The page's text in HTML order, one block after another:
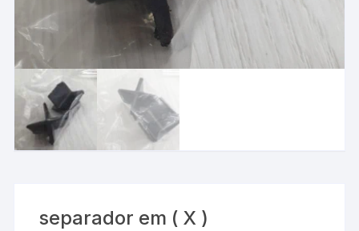
separador em ( X )